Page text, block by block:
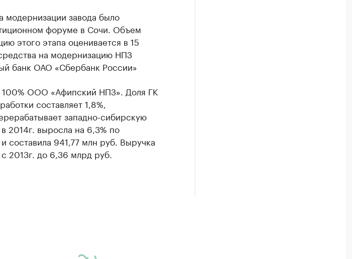
модернизации завода было
форуме в Сочи. Объем
этого этапа оценивается в 15
на модернизацию НПЗ
банк ОАО «Сбербанк России»
100% ООО «Афипский НПЗ». Доля ГК
составляет 1,8%,
западно-сибирскую
2014г. выросла на 6,3% по
941,77 млн руб. Выручка
2013г. до 6,36 млрд руб.